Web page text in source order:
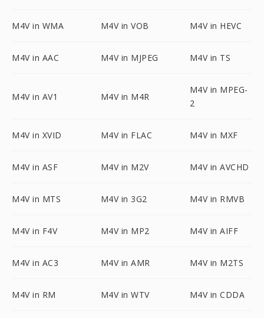
M4V in WMA M4V in VOB M4V in HEVC
M4V in AAC M4V in MJPEG M4V in TS
M4V in AV1 M4V in M4R
M4V in MPEG-
2
M4V in XVID M4V in FLAC M4V in MXF
M4V in ASF M4V in M2V M4V in AVCHD
M4V in MTS M4V in 3G2 M4V in RMVB
M4V in F4V M4V in MP2 M4V in AIFF
M4V in AC3 M4V in AMR M4V in M2TS
M4V in RM M4V in WTV M4V in CDDA